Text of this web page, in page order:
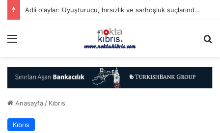
Adli olaylar: Uyuşturucu, hırsızlık ve sarhoşluk suçlarından tutuklamalar
Anasayfa / Kıbrıs
Kıbrıs